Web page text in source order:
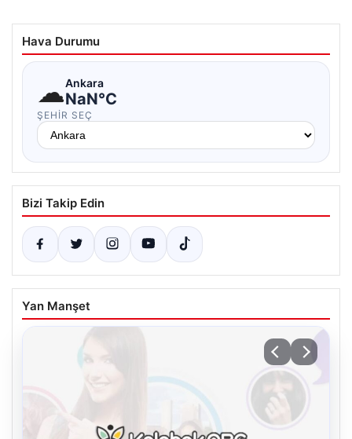
Hava Durumu
☁Ankara
NaN°C
ŞEHIR SEÇ
Bizi Takip Edin
Yan Manşet